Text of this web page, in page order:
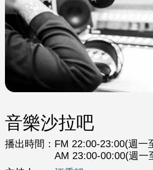
音樂沙拉吧
播出時間： FM 22:00-23:00(週一
AM 23:00-00:00(週一